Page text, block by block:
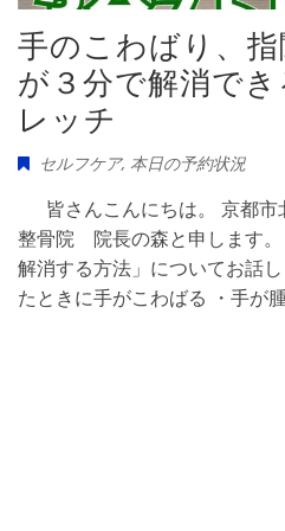
手のこわばり、
が３分で解消でき
レッチ
セルフケア, 本日の予約状況
皆さんこんにちは。 京都
整骨院 院長の森と申します
解消する方法」についてお話
たときに手がこわばる ・手が